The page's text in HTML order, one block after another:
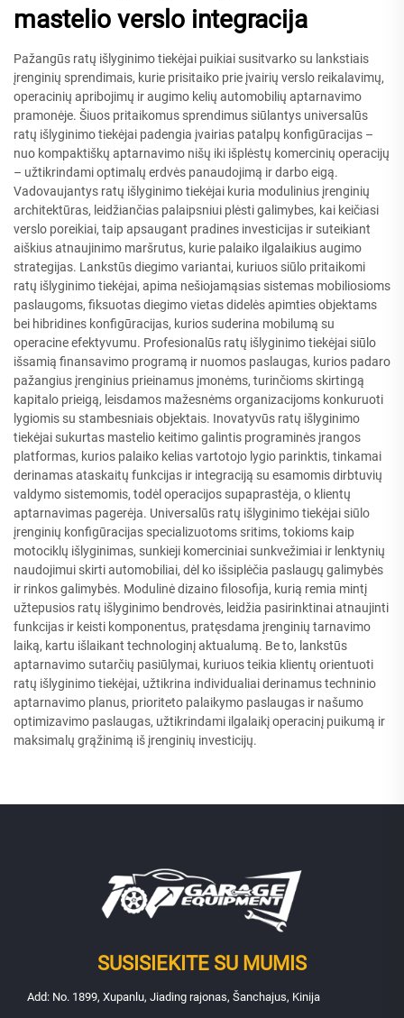
mastelio verslo integracija
Pažangūs ratų išlyginimo tiekėjai puikiai susitvarko su lankstiais
įrenginių sprendimais, kurie prisitaiko prie įvairių verslo reikalavimų,
operacinių apribojimų ir augimo kelių automobilių aptarnavimo
pramonėje. Šiuos pritaikomus sprendimus siūlantys universalūs
ratų išlyginimo tiekėjai padengia įvairias patalpų konfigūracijas –
nuo kompaktiškų aptarnavimo nišų iki išplėstų komercinių operacijų
– užtikrindami optimalų erdvės panaudojimą ir darbo eigą.
Vadovaujantys ratų išlyginimo tiekėjai kuria modulinius įrenginių
architektūras, leidžiančias palaipsniui plėsti galimybes, kai keičiasi
verslo poreikiai, taip apsaugant pradines investicijas ir suteikiant
aiškius atnaujinimo maršrutus, kurie palaiko ilgalaikius augimo
strategijas. Lankstūs diegimo variantai, kuriuos siūlo pritaikomi
ratų išlyginimo tiekėjai, apima nešiojamąsias sistemas mobiliosioms
paslaugoms, fiksuotas diegimo vietas didelės apimties objektams
bei hibridines konfigūracijas, kurios suderina mobilumą su
operacine efektyvumu. Profesionalūs ratų išlyginimo tiekėjai siūlo
išsamią finansavimo programą ir nuomos paslaugas, kurios padaro
pažangius įrenginius prieinamus įmonėms, turinčioms skirtingą
kapitalo prieigą, leisdamos mažesnėms organizacijoms konkuruoti
lygiomis su stambesniais objektais. Inovatyvūs ratų išlyginimo
tiekėjai sukurtas mastelio keitimo galintis programinės įrangos
platformas, kurios palaiko kelias vartotojo lygio parinktis, tinkamai
derinamas ataskaitų funkcijas ir integraciją su esamomis dirbtuvių
valdymo sistemomis, todėl operacijos supaprastėja, o klientų
aptarnavimas pagerėja. Universalūs ratų išlyginimo tiekėjai siūlo
įrenginių konfigūracijas specializuotoms sritims, tokioms kaip
motociklų išlyginimas, sunkieji komerciniai sunkvežimiai ir lenktynių
naudojimui skirti automobiliai, dėl ko išsiplėčia paslaugų galimybės
ir rinkos galimybės. Modulinė dizaino filosofija, kurią remia mintį
užtepusios ratų išlyginimo bendrovės, leidžia pasirinktinai atnaujinti
funkcijas ir keisti komponentus, pratęsdama įrenginių tarnavimo
laiką, kartu išlaikant technologinį aktualumą. Be to, lankstūs
aptarnavimo sutarčių pasiūlymai, kuriuos teikia klientų orientuoti
ratų išlyginimo tiekėjai, užtikrina individualiai derinamus techninio
aptarnavimo planus, prioriteto palaikymo paslaugas ir našumo
optimizavimo paslaugas, užtikrindami ilgalaikį operacinį puikumą ir
maksimalų grąžinimą iš įrenginių investicijų.
SUSISIEKITE SU MUMIS
Add: No. 1899, Xupanlu, Jiading rajonas, Šanchajus, Kinija